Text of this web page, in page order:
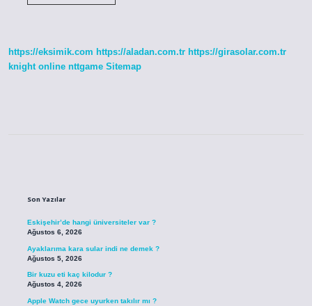
https://eksimik.com https://aladan.com.tr https://girasolar.com.tr
knight online nttgame Sitemap
Son Yazılar
Eskişehir’de hangi üniversiteler var ?
Ağustos 6, 2026
Ayaklarıma kara sular indi ne demek ?
Ağustos 5, 2026
Bir kuzu eti kaç kilodur ?
Ağustos 4, 2026
Apple Watch gece uyurken takılır mı ?